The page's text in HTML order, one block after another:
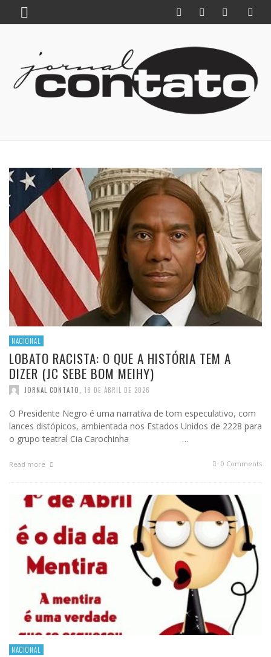
NACIONAL
LOBATO RACISTA: O QUE A HISTÓRIA TEM A
DIZER (JC SEBE BOM MEIHY)
JORNAL CONTATO 18 DE ABRIL DE 2026
O Presidente Negro é uma narrativa de tom especulativo, com
lances distópicos, ambientada nos Estados Unidos de 2228 para
o grupo teatral Cia Carochinha …
Read more 0 Comments
NACIONAL